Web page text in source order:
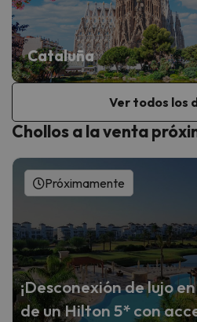
Cataluña
Ver todos los
Chollos a la venta
Próximamente
¡Desconexión de lujo
de un Hilton 5* con